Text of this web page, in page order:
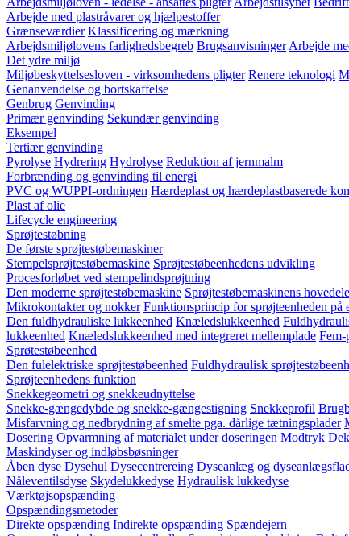
Arbejde med plastråvarer og hjælpestoffer
Grænseværdier Klassificering og mærkning
Arbejdsmiljølovens farlighedsbegreb Brugsanvisninger Arbejde
Det ydre miljø
Miljøbeskyttelsesloven - virksomhedens pligter Renere teknologi
Genanvendelse og bortskaffelse
Genbrug Genvinding
Primær genvinding Sekundær genvinding
Eksempel
Tertiær genvinding
Pyrolyse Hydrering Hydrolyse Reduktion af jernmalm
Forbrænding og genvinding til energi
PVC og WUPPI-ordningen Hærdeplast og hærdeplastbaserede
Plast af olie
Lifecycle engineering
Sprøjtestøbning
De første sprøjtestøbemaskiner
Stempelsprøjtestøbemaskine Sprøjtestøbeenhedens udvikling
Procesforløbet ved stempelindsprøjtning
Den moderne sprøjtestøbemaskine Sprøjtestøbemaskinens
Mikrokontakter og nokker Funktionsprincip for sprøjteenheden på
Den fuldhydrauliske lukkeenhed Knæledslukkeenhed
lukkeenhed Knæledslukkeenhed med integreret mellemplade Fem-
Sprøtestøbeenhed
Den fulelektriske sprøjtestøbeenhed Fuldhydraulisk
Sprøjteenhedens funktion
Snekkegeometri og snekkeudnyttelse
Snekke-gængedybde og snekke-gængestigning Snekkeprofil
Misfarvning og nedbrydning af smelte pga. dårlige tætningsplader
Dosering Opvarmning af materialet under doseringen Modtryk
Maskindyser og indløbsbøsninger
Åben dyse Dysehul Dysecentrereing Dyseanlæg og
Nåleventilsdyse Skydelukkedyse Hydraulisk lukkedyse
Værktøjsopspænding
Opspændingsmetoder
Direkte opspænding Indirekte opspænding Spændejern